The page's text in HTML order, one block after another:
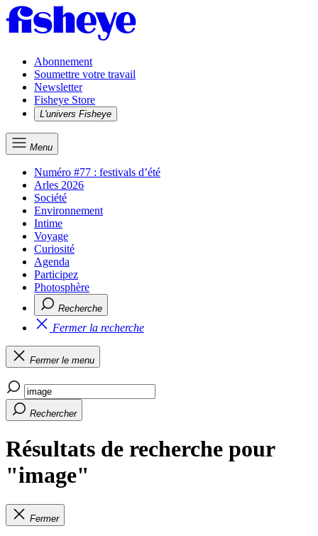
Abonnement
Soumettre votre travail
Newsletter
Fisheye Store
L'univers Fisheye
Menu
Numéro #77 : festivals d’été
Arles 2026
Société
Environnement
Intime
Voyage
Curiosité
Agenda
Participez
Photosphère
Recherche
Fermer la recherche
Fermer le menu
Rechercher
Résultats de recherche pour
"image"
Fermer